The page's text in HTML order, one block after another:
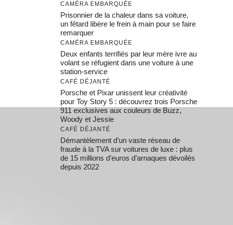
CAMÉRA EMBARQUÉE
Prisonnier de la chaleur dans sa voiture,
un fêtard libère le frein à main pour se faire
remarquer
CAMÉRA EMBARQUÉE
Deux enfants terrifiés par leur mère ivre au
volant se réfugient dans une voiture à une
station-service
CAFÉ DÉJANTÉ
Porsche et Pixar unissent leur créativité
pour Toy Story 5 : découvrez trois Porsche
911 exclusives aux couleurs de Buzz,
Woody et Jessie
CAFÉ DÉJANTÉ
Démantèlement d’un vaste réseau de
fraude à la TVA sur voitures de luxe : plus
de 15 millions d’euros d’arnaques dévoilés
depuis 2022